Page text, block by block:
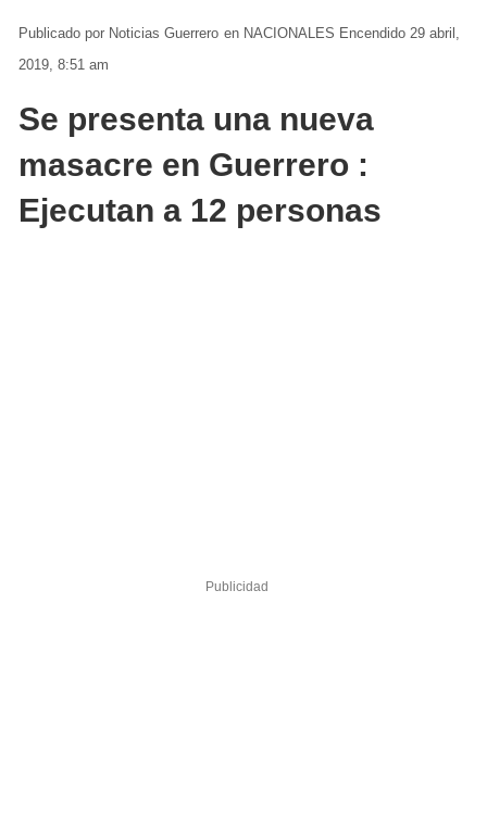
Noticias Guerrero en NACIONALES Encendido 29 abril,
2019, 8:51 am
Se presenta una nueva
masacre en Guerrero :
Ejecutan a 12 personas
Publicidad